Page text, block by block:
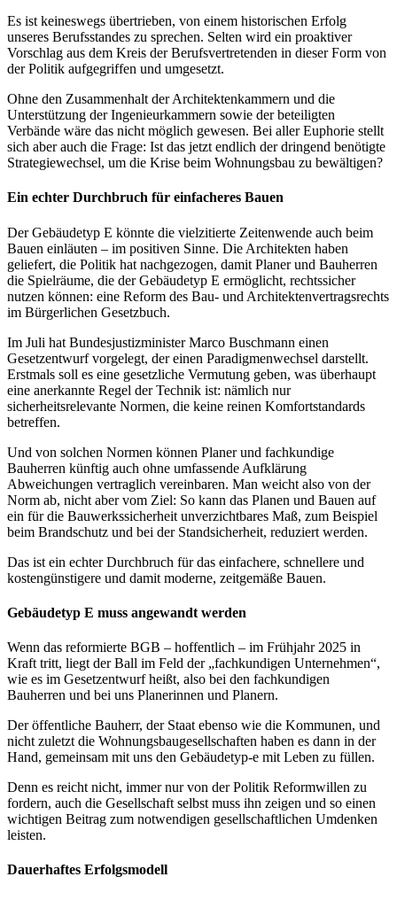
Es ist keineswegs übertrieben, von einem historischen Erfolg
unseres Berufsstandes zu sprechen. Selten wird ein proaktiver
Vorschlag aus dem Kreis der Berufsvertretenden in dieser Form von
der Politik aufgegriffen und umgesetzt.
Ohne den Zusammenhalt der Architektenkammern und die
Unterstützung der Ingenieurkammern sowie der beteiligten
Verbände wäre das nicht möglich gewesen. Bei aller Euphorie stellt
sich aber auch die Frage: Ist das jetzt endlich der dringend benötigte
Strategiewechsel, um die Krise beim Wohnungsbau zu bewältigen?
Ein echter Durchbruch für einfacheres Bauen
Der Gebäudetyp E könnte die vielzitierte Zeitenwende auch beim
Bauen einläuten – im positiven Sinne. Die Architekten haben
geliefert, die Politik hat nachgezogen, damit Planer und Bauherren
die Spielräume, die der Gebäudetyp E ermöglicht, rechtssicher
nutzen können: eine Reform des Bau- und Architektenvertragsrechts
im Bürgerlichen Gesetzbuch.
Im Juli hat Bundesjustizminister Marco Buschmann einen
Gesetzentwurf vorgelegt, der einen Paradigmenwechsel darstellt.
Erstmals soll es eine gesetzliche Vermutung geben, was überhaupt
eine anerkannte Regel der Technik ist: nämlich nur
sicherheitsrelevante Normen, die keine reinen Komfortstandards
betreffen.
Und von solchen Normen können Planer und fachkundige
Bauherren künftig auch ohne umfassende Aufklärung
Abweichungen vertraglich vereinbaren. Man weicht also von der
Norm ab, nicht aber vom Ziel: So kann das Planen und Bauen auf
ein für die Bauwerkssicherheit unverzichtbares Maß, zum Beispiel
beim Brandschutz und bei der Standsicherheit, reduziert werden.
Das ist ein echter Durchbruch für das einfachere, schnellere und
kostengünstigere und damit moderne, zeitgemäße Bauen.
Gebäudetyp E muss angewandt werden
Wenn das reformierte BGB – hoffentlich – im Frühjahr 2025 in
Kraft tritt, liegt der Ball im Feld der „fachkundigen Unternehmen“,
wie es im Gesetzentwurf heißt, also bei den fachkundigen
Bauherren und bei uns Planerinnen und Planern.
Der öffentliche Bauherr, der Staat ebenso wie die Kommunen, und
nicht zuletzt die Wohnungsbaugesellschaften haben es dann in der
Hand, gemeinsam mit uns den Gebäudetyp-e mit Leben zu füllen.
Denn es reicht nicht, immer nur von der Politik Reformwillen zu
fordern, auch die Gesellschaft selbst muss ihn zeigen und so einen
wichtigen Beitrag zum notwendigen gesellschaftlichen Umdenken
leisten.
Dauerhaftes Erfolgsmodell